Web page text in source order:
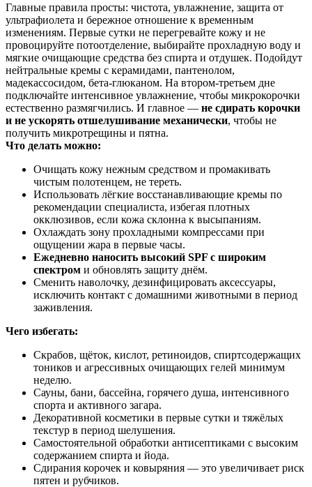
Главные правила просты: чистота, увлажнение, защита от
ультрафиолета и бережное отношение к временным
изменениям. Первые сутки не перегревайте кожу и не
провоцируйте потоотделение, выбирайте прохладную воду и
мягкие очищающие средства без спирта и отдушек. Подойдут
нейтральные кремы с керамидами, пантенолом,
мадекассосидом, бета‑глюканом. На втором-третьем дне
подключайте интенсивное увлажнение, чтобы микрокорочки
естественно размягчились. И главное — не сдирать корочки
и не ускорять отшелушивание механически, чтобы не
получить микротрещины и пятна.
Что делать можно:
Очищать кожу нежным средством и промакивать
чистым полотенцем, не тереть.
Использовать лёгкие восстанавливающие кремы по
рекомендации специалиста, избегая плотных
окклюзивов, если кожа склонна к высыпаниям.
Охлаждать зону прохладными компрессами при
ощущении жара в первые часы.
Ежедневно наносить высокий SPF с широким
спектром и обновлять защиту днём.
Сменить наволочку, дезинфицировать аксессуары,
исключить контакт с домашними животными в период
заживления.
Чего избегать:
Скрабов, щёток, кислот, ретиноидов, спиртсодержащих
тоников и агрессивных очищающих гелей минимум
неделю.
Сауны, бани, бассейна, горячего душа, интенсивного
спорта и активного загара.
Декоративной косметики в первые сутки и тяжёлых
текстур в период шелушения.
Самостоятельной обработки антисептиками с высоким
содержанием спирта и йода.
Сдирания корочек и ковыряния — это увеличивает риск
пятен и рубчиков.